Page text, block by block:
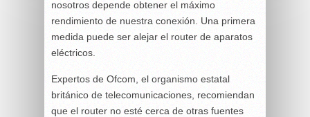
nosotros depende obtener el máximo
rendimiento de nuestra conexión. Una primera
medida puede ser alejar el router de aparatos
eléctricos.
Expertos de Ofcom, el organismo estatal
británico de telecomunicaciones, recomiendan
que el router no esté cerca de otras fuentes